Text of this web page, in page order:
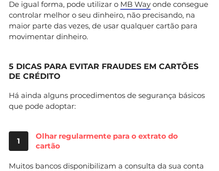
De igual forma, pode utilizar o MB Way onde consegue
controlar melhor o seu dinheiro, não precisando, na
maior parte das vezes, de usar qualquer cartão para
movimentar dinheiro.
5 DICAS PARA EVITAR FRAUDES EM CARTÕES
DE CRÉDITO
Há ainda alguns procedimentos de segurança básicos
que pode adoptar:
1
Olhar regularmente para o extrato do
cartão
Muitos bancos disponibilizam a consulta da sua conta